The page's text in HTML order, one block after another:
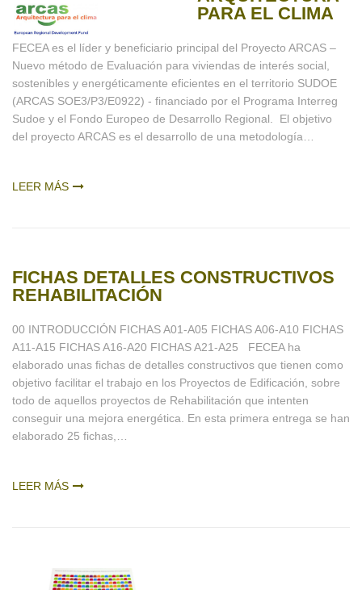
PARA EL CLIMA
FECEA es el líder y beneficiario principal del Proyecto ARCAS –
Nuevo método de Evaluación para viviendas de interés social,
sostenibles y energéticamente eficientes en el territorio SUDOE
(ARCAS SOE3/P3/E0922) - financiado por el Programa Interreg
Sudoe y el Fondo Europeo de Desarrollo Regional. El objetivo
del proyecto ARCAS es el desarrollo de una metodología…
LEER MÁS
FICHAS DETALLES CONSTRUCTIVOS
REHABILITACIÓN
00 INTRODUCCIÓN FICHAS A01-A05 FICHAS A06-A10 FICHAS
A11-A15 FICHAS A16-A20 FICHAS A21-A25 FECEA ha
elaborado unas fichas de detalles constructivos que tienen como
objetivo facilitar el trabajo en los Proyectos de Edificación, sobre
todo de aquellos proyectos de Rehabilitación que intenten
conseguir una mejora energética. En esta primera entrega se han
elaborado 25 fichas,…
LEER MÁS